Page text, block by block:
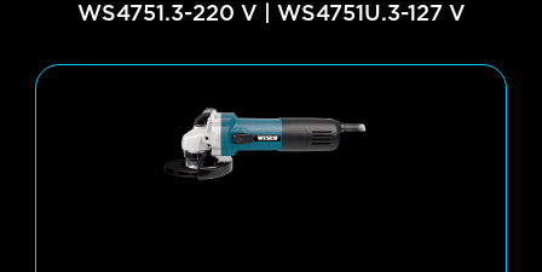
WS4751.3-220 V | WS4751U.3-127 V